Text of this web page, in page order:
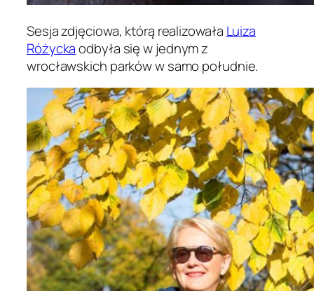
Sesja zdjęciowa, którą realizowała Luiza
Różyckaodbyła się w jednym z
wrocławskich parków w samo południe.